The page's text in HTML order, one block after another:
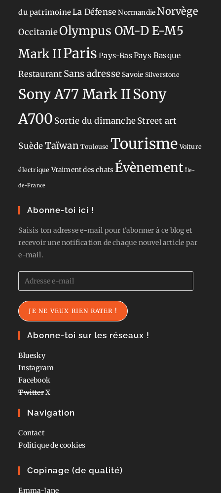
du patrimoineLa Défense NormandieNorvège
OccitanieOlympus OM-D E-M5
Mark IIParis Pays-BasPays Basque
Restaurant Sans adresse Savoie Silverstone
Sony A77 Mark IISony
A700 Sortie du dimancheStreet art
SuèdeTaïwan Toulouse Tourisme Voiture
électrique Vraiment des chats Évènement Île-
de-France
Abonne-toi ici !
Saisis ton adresse e-mail pour t'abonner à ce blog et
recevoir une notification de chaque nouvel article par
e-mail.
Adresse
e-
mail
JE NE VEUX RIEN RATER !
Abonne-toi sur les réseaux !
Bluesky
Instagram
Facebook
TwitterX
Navigation
Contact
Politique de cookies
Copinage (de qualité)
Emma-Jane